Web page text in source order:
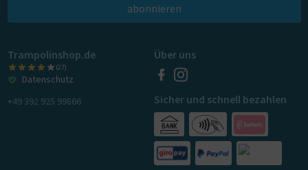
abonnieren
Trampolinshop.de
(27)
Datenschutz
+49 392 925 99866
Über uns
Sicher und schnell bezahlen